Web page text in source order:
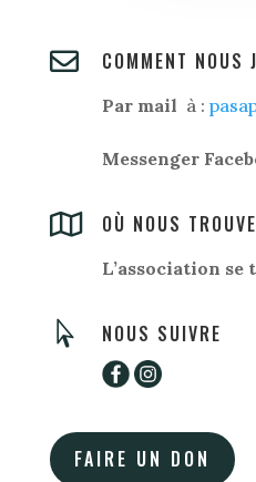
 COMMENT NOUS
Par mail à :
Messenger
 OÙ NOUS
L’association
 NOUS SUIVRE
FAIRE UN DON